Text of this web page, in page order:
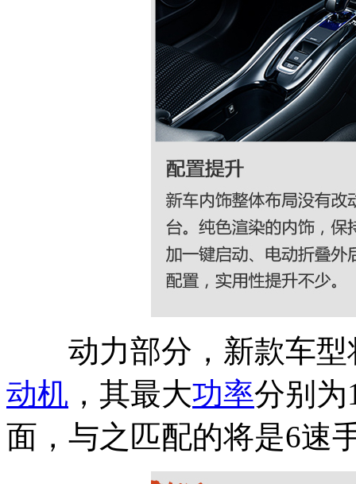
动力部分，新款车型
动机 ，其最大功率分别为
面，与之匹配的将是6速